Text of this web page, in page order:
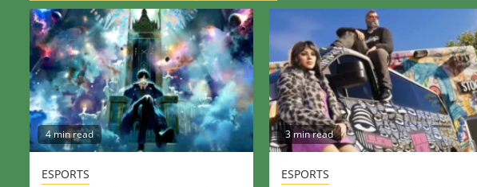
4 min read
ESPORTS
3 min read
ESPORTS